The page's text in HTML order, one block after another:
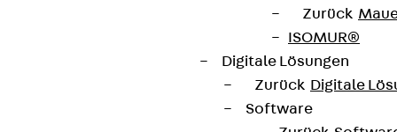
Zurück
ISOMUR®
Digitale Lösungen
Zurück Digitale
Software